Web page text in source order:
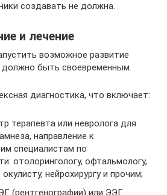
создавать не должна.
и лечение
возможное развитие
должно быть своевременным.
диагностика, что включает:
терапевта или невролога для
направление к
специалистам по
отолорингологу, офтальмологу,
окулисту, нейрохирургу и прочим;
(рентгенографии) или ЭЭГ